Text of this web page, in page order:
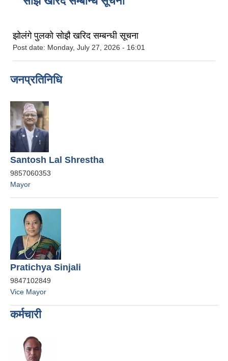
झोलंगे पुलको सोझै खरिद सम्बन्धी सूचना
Post date: Monday, July 27, 2026 - 16:01
जनप्रतिनिधि
Santosh Lal Shrestha
9857060353
Mayor
Pratichya Sinjali
9847102849
Vice Mayor
कर्मचारी